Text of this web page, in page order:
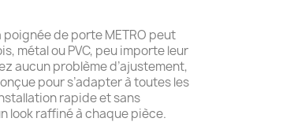
de porte METRO peut
métal ou PVC, peu importe leur
aucun problème d’ajustement,
pour s’adapter à toutes les
rapide et sans
look raffiné à chaque pièce.